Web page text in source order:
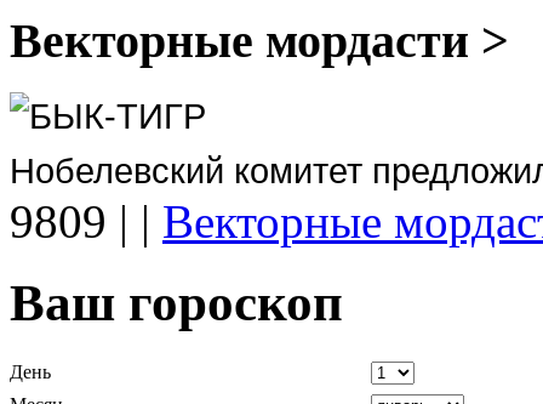
Векторные мордасти >
БЫК-ТИГР
Нобелевский комитет
9809 | | Векторные
Ваш гороскоп
День